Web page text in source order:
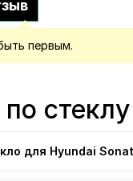
первым.
для Hyundai